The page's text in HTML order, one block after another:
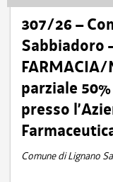
307/26 –
Sabbiadoro
parziale
presso
Comune di Lignano